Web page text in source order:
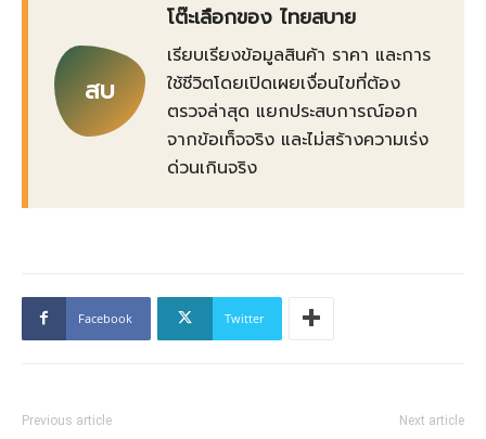
สบ
โต๊ะเลือกของ ไทยสบาย
เรียบเรียงข้อมูลสินค้า ราคา และการ
ใช้ชีวิตโดยเปิดเผยเงื่อนไขที่ต้อง
ตรวจล่าสุด แยกประสบการณ์ออก
จากข้อเท็จจริง และไม่สร้างความเร่ง
ด่วนเกินจริง
Facebook Twitter
Previous article Next article